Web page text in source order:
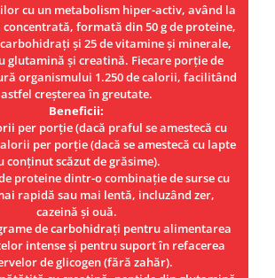
cu un metabolism hiper-activ, având la
formată din 50 g de proteine,
carbohidrați și 25 de vitamine și minerale,
glutamină și creatină. Fiecare porție de
organismului 1.250 de calorii, facilitând
astfel creșterea în greutate.
Beneficii:
per porție (dacă praful se amestecă cu
per porție (dacă se amestecă cu lapte
conținut scăzut de grăsime).
proteine dintr-o combinație de surse cu
rapidă sau mai lentă, incluzând zer,
cazeină și ouă.
de carbohidrați pentru alimentarea
intense și pentru suport în refacerea
de glicogen (fără zahăr).